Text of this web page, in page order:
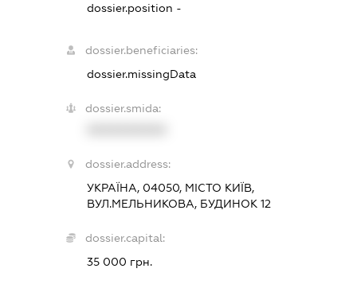
dossier.position -
dossier.beneficiaries:
dossier.missingData
dossier.smida:
dossier.address:
УКРАЇНА, 04050, МІСТО КИЇВ,
ВУЛ.МЕЛЬНИКОВА, БУДИНОК 12
dossier.capital:
35 000 грн.